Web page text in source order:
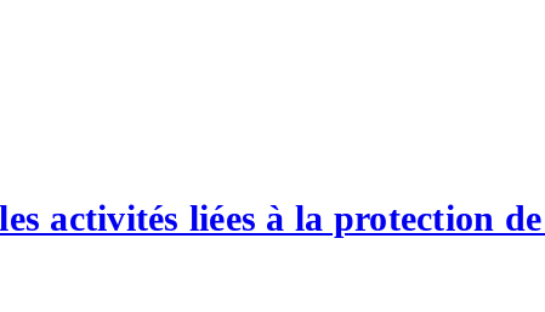
activités liées à la protection